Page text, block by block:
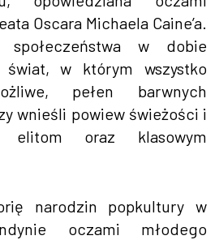
Oscara Michaela Caine’a.
społeczeństwa w dobie
świat, w którym wszystko
pełen barwnych
wnieśli powiew świeżości i
elitom oraz klasowym
narodzin popkultury w
oczami młodego